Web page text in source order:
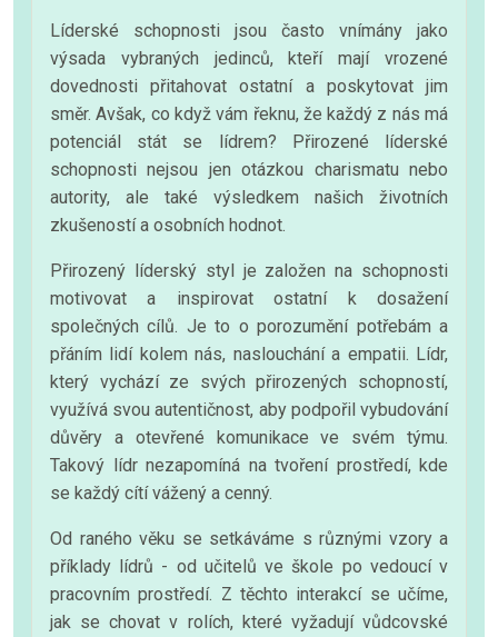
Líderské schopnosti jsou často vnímány jako
výsada vybraných jedinců, kteří mají vrozené
dovednosti přitahovat ostatní a poskytovat jim
směr. Avšak, co když vám řeknu, že každý z nás má
potenciál stát se lídrem? Přirozené líderské
schopnosti nejsou jen otázkou charismatu nebo
autority, ale také výsledkem našich životních
zkušeností a osobních hodnot.
Přirozený líderský styl je založen na schopnosti
motivovat a inspirovat ostatní k dosažení
společných cílů. Je to o porozumění potřebám a
přáním lidí kolem nás, naslouchání a empatii. Lídr,
který vychází ze svých přirozených schopností,
využívá svou autentičnost, aby podpořil vybudování
důvěry a otevřené komunikace ve svém týmu.
Takový lídr nezapomíná na tvoření prostředí, kde
se každý cítí vážený a cenný.
Od raného věku se setkáváme s různými vzory a
příklady lídrů - od učitelů ve škole po vedoucí v
pracovním prostředí. Z těchto interakcí se učíme,
jak se chovat v rolích, které vyžadují vůdcovské